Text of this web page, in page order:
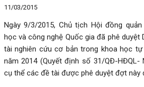
11/03/2015
Ngày 9/3/2015, Chủ tịch Hội đồng
học và công nghệ Quốc gia đã phê
tài nghiên cứu cơ bản trong khoa học
năm 2014 (Quyết định số 31/QĐ-HĐQL-
cụ thể các đề tài được phê duyệt đợt này